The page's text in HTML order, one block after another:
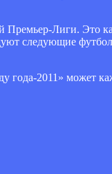
Премьер-Лиги. Это
следующие
2011» может